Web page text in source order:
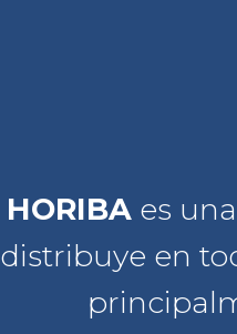
HORIBAes
distribuye en